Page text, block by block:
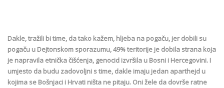
Dakle, tražili bi time, da tako kažem, hljeba na pogaču, jer dobili su
pogaču u Dejtonskom sporazumu, 49% teritorije je dobila strana koja
je napravila etnička čišćenja, genocid izvršila u Bosni i Hercegovini. I
umjesto da budu zadovoljni s time, dakle imaju jedan aparthejd u
kojima se Bošnjaci i Hrvati ništa ne pitaju. Oni žele da dovrše ratne